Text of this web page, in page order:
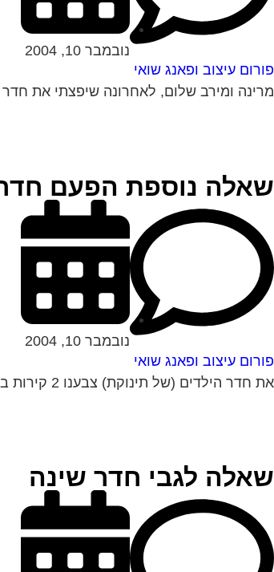
פורום עיצוב ופאנג שואי
נובמבר 10, 2004
מרינה ומירב שלום, לאחרונה שיפצתי את
שאלה נוספת הפעם חדר
פורום עיצוב ופאנג שואי
נובמבר 10, 2004
את חדר הילדים (של תינוקת) צבענו 2 קירות בסגלגל, 2 קירות בשמנת. הרהיטים בצבע שמנת והם עומדים לפני הקירות הסגלגלים. דעתכן לגבי בחירת הצבעים ואשמח...
שאלה לגבי חדר שינה